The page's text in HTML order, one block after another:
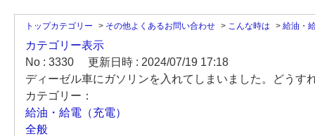
トップカテゴリー > その他よくあるお問い合わせ > こんな時は > 給油・
カテゴリー表示
No : 3330
更新日時 : 2024/07/19 17:18
ディーゼル車にガソリンを入れてしまいました。どうす
カテゴリー：
給油・給電（充電）
全般